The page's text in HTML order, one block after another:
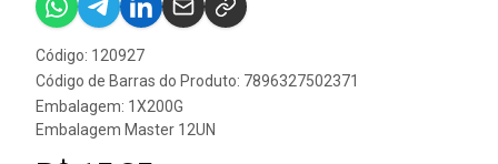
Código: 120927
Código de Barras do Produto: 7896327502371
Embalagem: 1X200G
Embalagem Master 12UN